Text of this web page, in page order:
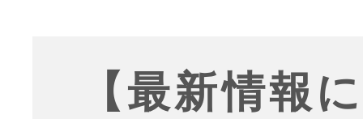
【最新情報